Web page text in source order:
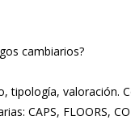
cambiarios?
tipología, valoración.
CAPS, FLOORS,